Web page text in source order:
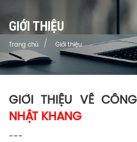
GIỚI THIỆU
Trang chủ Giới thiệu
GIỚI THIỆU VỀ
NHẬT KHANG
---